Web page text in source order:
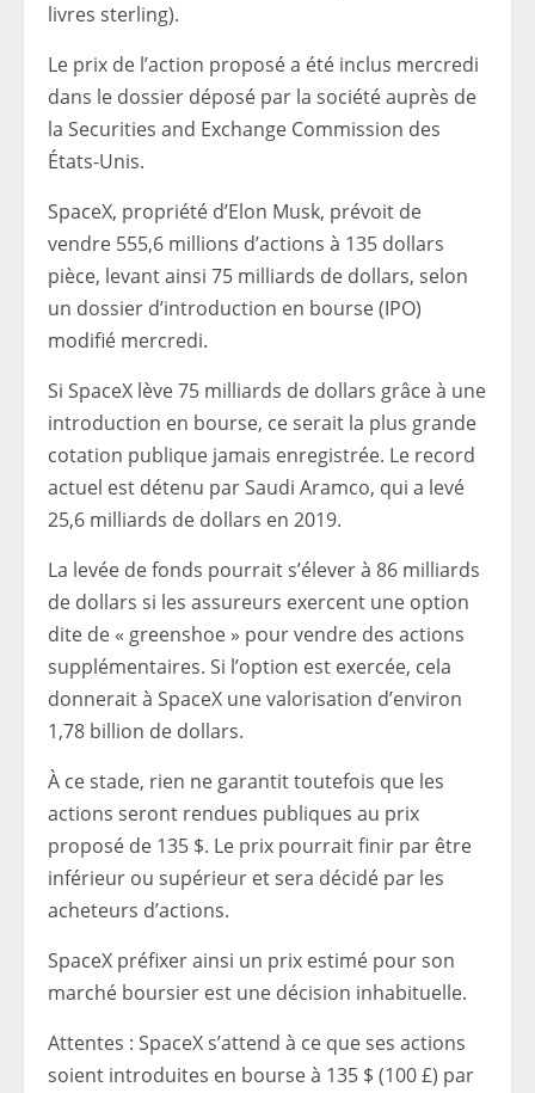
livres sterling).
Le prix de l’action proposé a été inclus mercredi
dans le dossier déposé par la société auprès de
la Securities and Exchange Commission des
États-Unis.
SpaceX, propriété d’Elon Musk, prévoit de
vendre 555,6 millions d’actions à 135 dollars
pièce, levant ainsi 75 milliards de dollars, selon
un dossier d’introduction en bourse (IPO)
modifié mercredi.
Si SpaceX lève 75 milliards de dollars grâce à une
introduction en bourse, ce serait la plus grande
cotation publique jamais enregistrée. Le record
actuel est détenu par Saudi Aramco, qui a levé
25,6 milliards de dollars en 2019.
La levée de fonds pourrait s’élever à 86 milliards
de dollars si les assureurs exercent une option
dite de « greenshoe » pour vendre des actions
supplémentaires. Si l’option est exercée, cela
donnerait à SpaceX une valorisation d’environ
1,78 billion de dollars.
À ce stade, rien ne garantit toutefois que les
actions seront rendues publiques au prix
proposé de 135 $. Le prix pourrait finir par être
inférieur ou supérieur et sera décidé par les
acheteurs d’actions.
SpaceX préfixer ainsi un prix estimé pour son
marché boursier est une décision inhabituelle.
Attentes : SpaceX s’attend à ce que ses actions
soient introduites en bourse à 135 $ (100 £) par